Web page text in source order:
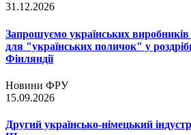
31.12.2026
Запрошуємо українських
для "українських поличок" у
Фінляндії
Новини ФРУ
15.09.2026
Другий українсько-німецький